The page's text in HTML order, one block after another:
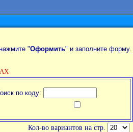
"Оформить" и заполните форму.
по коду:
Кол-во вариантов на стр.